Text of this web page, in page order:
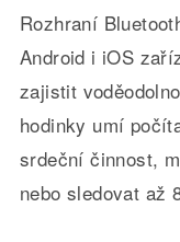
Rozhraní
Android i iOS
zajistit
hodinky umí
srdeční činnost,
nebo sledovat až